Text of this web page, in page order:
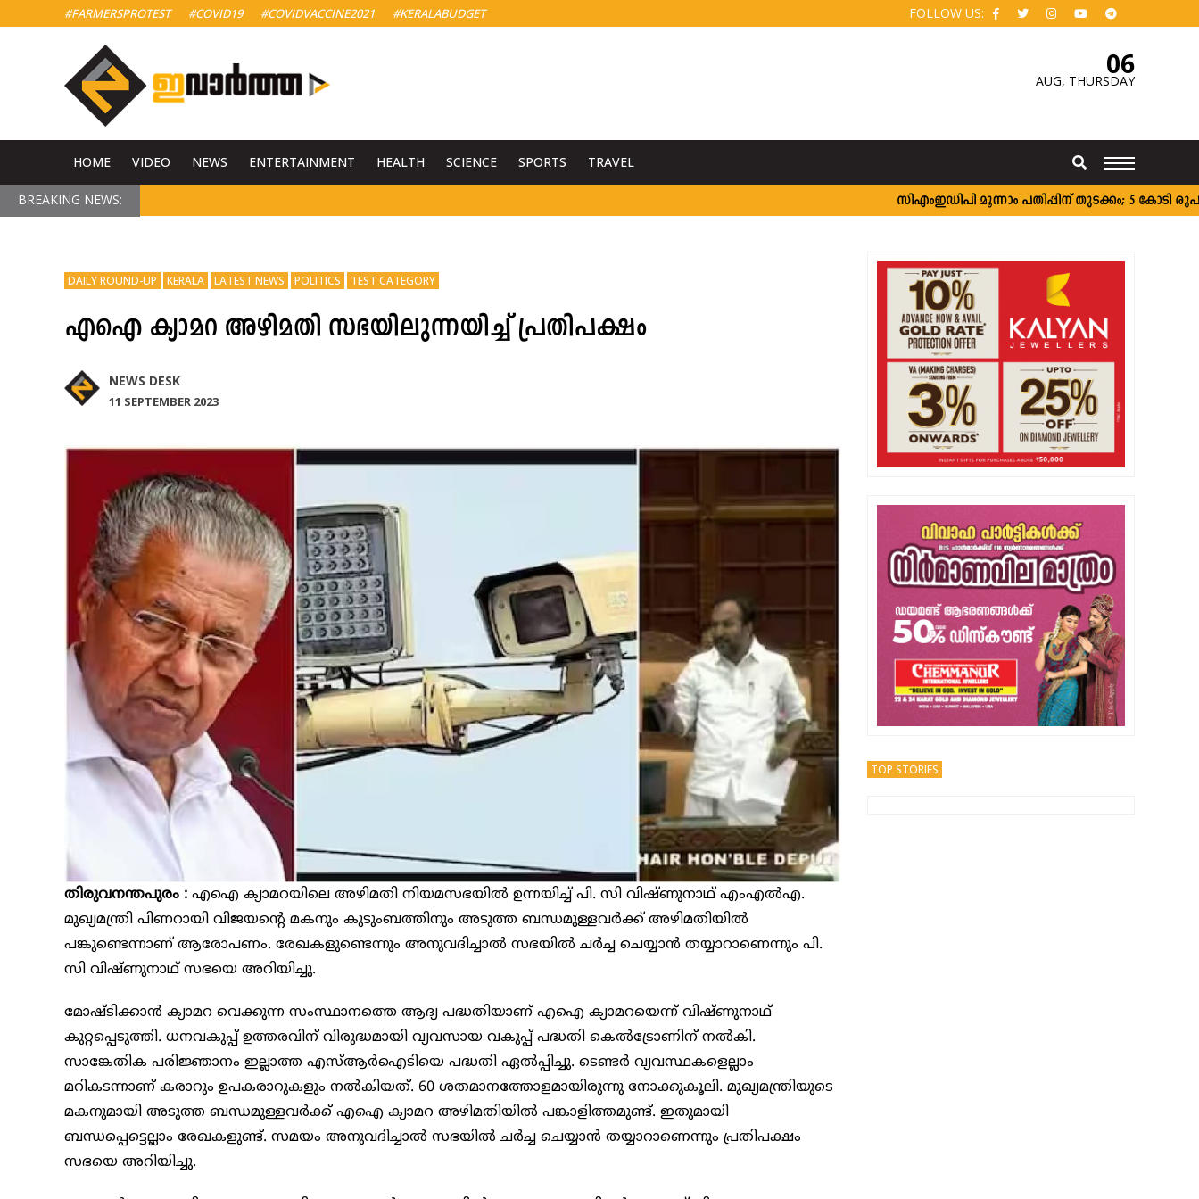
#FARMERSPROTEST #COVID19 #COVIDVACCINE2021 #KERALABUDGET FOLLOW US:
06
AUG, THURSDAY
HOME VIDEO NEWS ENTERTAINMENT HEALTH SCIENCE SPORTS TRAVEL
BREAKING NEWS: സി‌എംഇഡിപി മൂന്നാം പതിപ്പിന് തുടക്കം; 5 കോടി രൂപ
DAILY ROUND-UP KERALA LATEST NEWS POLITICS TEST CATEGORY
എഐ ക്യാമറ അഴിമതി സഭയിലുന്നയിച്ച് പ്രതിപക്ഷം
NEWS DESK
11 SEPTEMBER 2023
തിരുവനന്തപുരം : എഐ ക്യാമറയിലെ അഴിമതി നിയമസഭയിൽ ഉന്നയിച്ച് പി. സി വിഷ്ണുനാഥ് എംഎൽഎ.
മുഖ്യമന്ത്രി പിണറായി വിജയന്റെ മകനും കുടുംബത്തിനും അടുത്ത ബന്ധമുള്ളവർക്ക് അഴിമതിയിൽ
പങ്കുണ്ടെന്നാണ് ആരോപണം. രേഖകളുണ്ടെന്നും അനുവദിച്ചാൽ സഭയിൽ ചർച്ച ചെയ്യാൻ തയ്യാറാണെന്നും പി.
സി വിഷ്ണുനാഥ് സഭയെ അറിയിച്ചു.
മോഷ്ടിക്കാൻ ക്യാമറ വെക്കുന്ന സംസ്ഥാനത്തെ ആദ്യ പദ്ധതിയാണ് എഐ ക്യാമറയെന്ന് വിഷ്ണുനാഥ്
കുറ്റപ്പെടുത്തി. ധനവകുപ്പ് ഉത്തരവിന് വിരുദ്ധമായി വ്യവസായ വകുപ്പ് പദ്ധതി കെൽട്രോണിന് നൽകി.
സാങ്കേതിക പരിജ്ഞാനം ഇല്ലാത്ത എസ്ആർഐടിയെ പദ്ധതി ഏൽപ്പിച്ചു. ടെണ്ടർ വ്യവസ്ഥകളെല്ലാം
മറികടന്നാണ് കരാറും ഉപകരാറുകളും നൽകിയത്. 60 ശതമാനത്തോളമായിരുന്നു നോക്കുകൂലി. മുഖ്യമന്ത്രിയുടെ
മകനുമായി അടുത്ത ബന്ധമുള്ളവർക്ക് എഐ ക്യാമറ അഴിമതിയിൽ പങ്കാളിത്തമുണ്ട്. ഇതുമായി
ബന്ധപ്പെട്ടെല്ലാം രേഖകളുണ്ട്. സമയം അനുവദിച്ചാൽ സഭയിൽ ചർച്ച ചെയ്യാൻ തയ്യാറാണെന്നും പ്രതിപക്ഷം
സഭയെ അറിയിച്ചു.
TOP STORIES